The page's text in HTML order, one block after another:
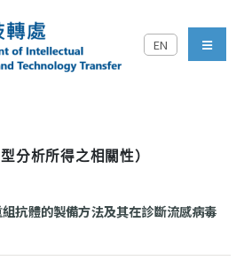
智財技轉處對
EN
menu
分析所得之相關性）
抗體的製備方法及其在診斷流感病毒